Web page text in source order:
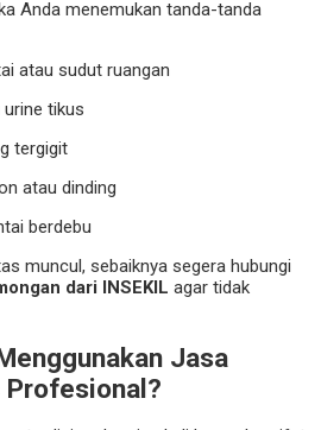
Anda menemukan tanda-tanda
atau sudut ruangan
tikus
tergigit
atau dinding
berdebu
muncul, sebaiknya segera hubungi
dari INSEKIL agar tidak
Jasa